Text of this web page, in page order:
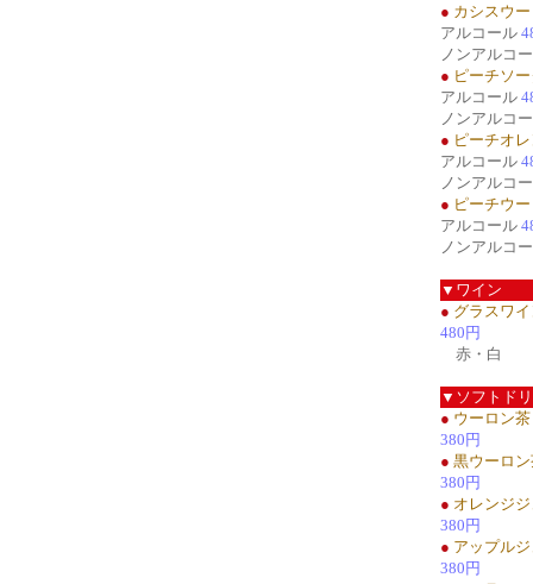
● カシスウ
アルコール
ノンアルコ
● ピーチソ
アルコール
ノンアルコ
● ピーチオ
アルコール
ノンアルコ
● ピーチウ
アルコール
ノンアルコ
▼ワイン
● グラスワ
480円
赤・白
▼ソフトド
● ウーロン茶
380円
● 黒ウーロ
380円
● オレンジ
380円
● アップル
380円